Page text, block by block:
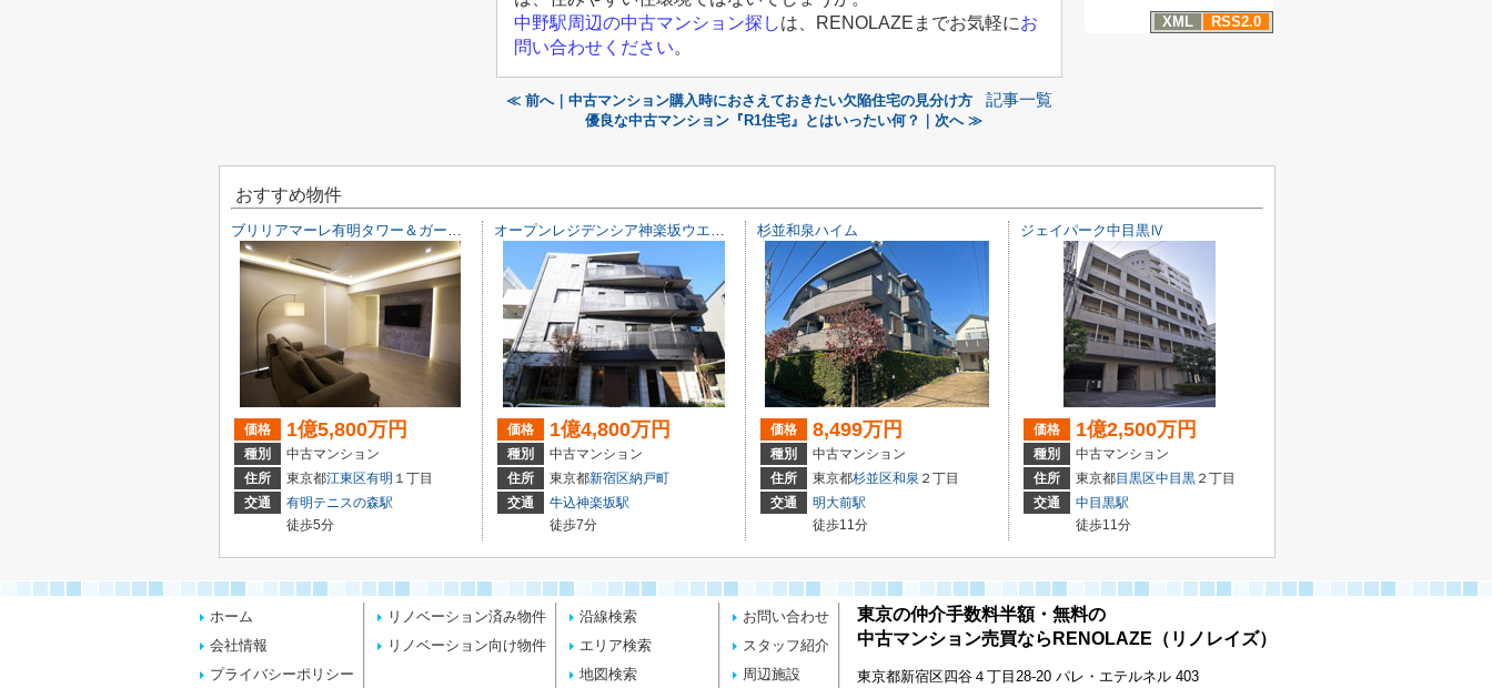
中野駅周辺の中古マンション探しは、 RENOLAZE までお気軽にお
問い合わせください。
≪ 前へ｜中古マンション購入時におさえておきたい欠陥住宅の見分け方 記事一覧
優良な中古マンション『R1住宅』とはいったい何？｜次へ ≫
XML
RSS2.0
おすすめ物件
価格 1億5,800万円
種別
中古マンション
住所
東京都江東区有明 １丁目
交通
有明テニスの森駅
徒歩5分
価格 1億4,800万円
種別
中古マンション
住所
東京都新宿区納戸町
交通
牛込神楽坂駅
徒歩7分
杉並和泉ハイム
価格 8,499万円
種別
中古マンション
住所
東京都杉並区和泉 ２丁目
交通
明大前駅
徒歩11分
ジェイパーク中目黒Ⅳ
価格 1億2,500万円
種別
中古マンション
住所
東京都目黒区中目黒 ２丁目
交通
中目黒駅
徒歩11分
ホーム
会社情報
プライバシーポリシー
リノベーション済み物件
リノベーション向け物件
沿線検索
エリア検索
地図検索
お問い合わせ
スタッフ紹介
周辺施設
東京の仲介手数料半額・無料の
中古マンション売買ならRENOLAZE（リノレイズ）
東京都新宿区四谷４丁目28-20 パレ・エテルネル 403